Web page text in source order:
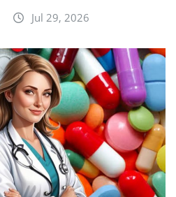
Jul 29, 2026